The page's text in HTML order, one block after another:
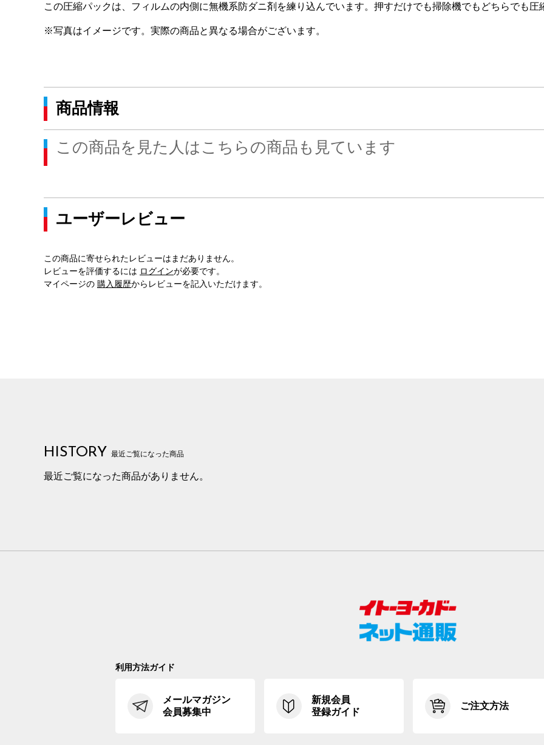
この圧縮パックは、フィルムの内側に無機系防ダニ剤を練り込んでいます。押すだけでも掃除機でもどちらでも圧
※写真はイメージです。実際の商品と異なる場合がございます。
商品情報
この商品を見た人はこちらの商品も見ています
ユーザーレビュー
この商品に寄せられたレビューはまだありません。
レビューを評価するには ログインが必要です。
マイページの 購入履歴からレビューを記入いただけます。
HISTORY 最近ご覧になった商品
最近ご覧になった商品がありません。
利用方法ガイド
メールマガジン
会員募集中
新規会員
登録ガイド
ご注文方法